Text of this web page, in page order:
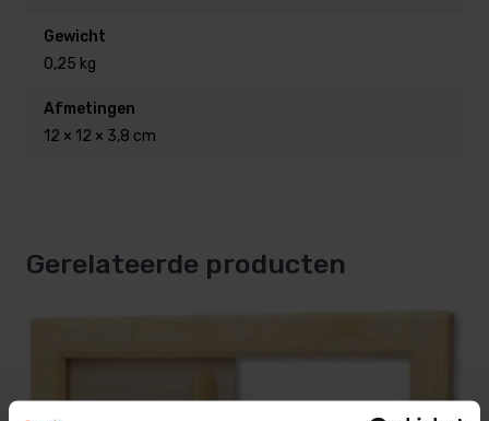
Gewicht
0,25 kg
Afmetingen
12 × 12 × 3,8 cm
Gerelateerde producten